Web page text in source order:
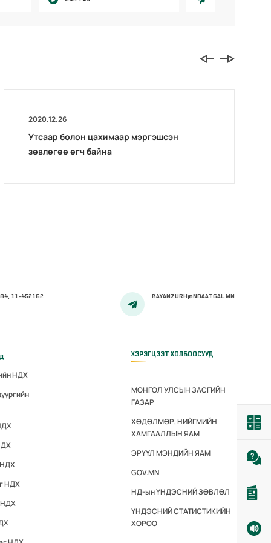
2020.12.26
Утсаар болон цахимаар мэргэшсэн
зөвлөгөө өгч байна
11-452162 BAYANZURH@NDAATGAL.MN
НДХ
НДХ
НДХ
НДХ
ХЭРЭГЦЭЭТ ХОЛБООСУУД
МОНГОЛ УЛСЫН ЗАСГИЙН
ГАЗАР
ХӨДӨЛМӨР, НИЙГМИЙН
ХАМГААЛЛЫН ЯАМ
ЭРҮҮЛ МЭНДИЙН ЯАМ
GOV.MN
НД-ын ҮНДЭСНИЙ ЗӨВЛӨЛ
ҮНДЭСНИЙ СТАТИСТИКИЙН
ХОРОО